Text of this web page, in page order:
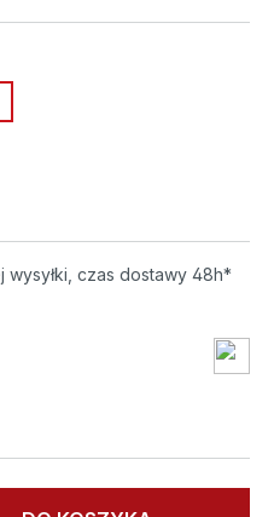
czas dostawy 48h*
żądaną